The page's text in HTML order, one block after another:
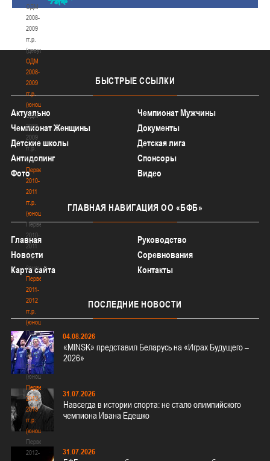
ОДМ
2008-
2009
гг.р.
(девушки)
ОДМ
2008-
2009
гг.р.
(юноши)
ОДМ
2008-
2009
гг.р.
(юноши)
Первенство
2010-
2011
гг.р.
(юноши)
Первенство
2010-
2011
гг.р.
(юноши)
Первенство
2011-
2012
гг.р.
(юноши)
Первенство
2011-
2012
гг.р.
(юноши)
Первенство
2012-
2013
гг.р.
(юноши)
Первенство
2012-
БЫСТРЫЕ ССЫЛКИ
Актуально
Чемпионат Мужчины
Чемпионат Женщины
Документы
Детские школы
Детская лига
Антидопинг
Спонсоры
Фото
Видео
ГЛАВНАЯ НАВИГАЦИЯ ОО «БФБ»
Главная
Руководство
Новости
Соревнования
Карта сайта
Контакты
ПОСЛЕДНИЕ НОВОСТИ
04.08.2026
«MINSK» представил Беларусь на «Играх Будущего –
2026»
31.07.2026
Навсегда в истории спорта: не стало олимпийского
чемпиона Ивана Едешко
31.07.2026